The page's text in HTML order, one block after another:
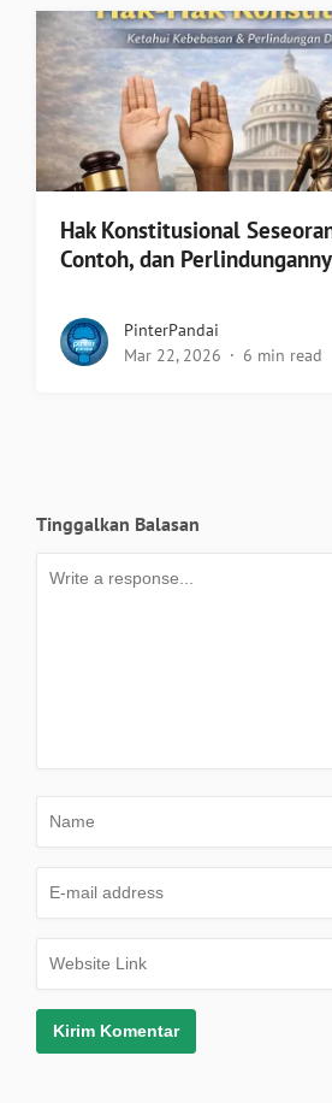
Hak Konstitusional
Contoh, dan
PinterPandai
Mar 22, 2026
6 min read
Tinggalkan Balasan